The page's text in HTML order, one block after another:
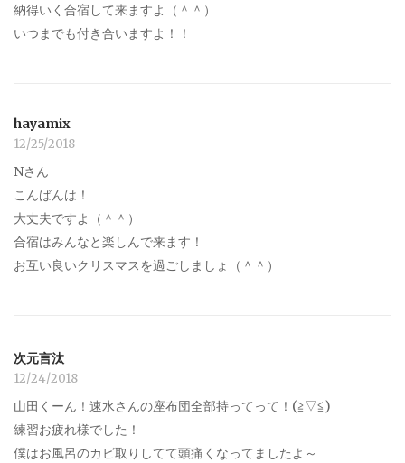
納得いく合宿して来ますよ（＾＾）
いつまでも付き合いますよ！！
hayamix
12/25/2018
Nさん
こんばんは！
大丈夫ですよ（＾＾）
合宿はみんなと楽しんで来ます！
お互い良いクリスマスを過ごしましょ（＾＾）
次元言汰
12/24/2018
山田くーん！速水さんの座布団全部持ってって！(≧▽≦)
練習お疲れ様でした！
僕はお風呂のカビ取りしてて頭痛くなってましたよ～